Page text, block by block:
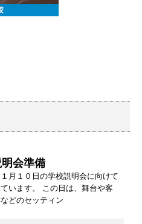
会準備
月１０日の学校説明会に向けて
います。 この日は、舞台や客
どのセッティン